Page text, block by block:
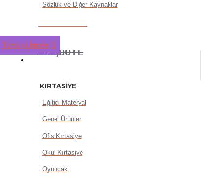
Sözlük ve Diğer Kaynaklar
Tümünü İncele
KIRTASIYE
Eğitici Materyal
Genel Ürünler
Ofis Kırtasiye
Okul Kırtasiye
Oyuncak
Fanart 536 Düz Kesik Uçlu
135,20TL
169,00TL
SEPETE EKLE
HEMEN AL